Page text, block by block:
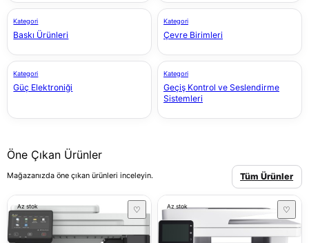
Kategori
Baskı Ürünleri
Kategori
Çevre Birimleri
Kategori
Güç Elektroniği
Kategori
Geçiş Kontrol ve Seslendirme
Sistemleri
Öne Çıkan Ürünler
Mağazanızda öne çıkan ürünleri inceleyin. Tüm Ürünler
Az stok ♡ Az stok ♡